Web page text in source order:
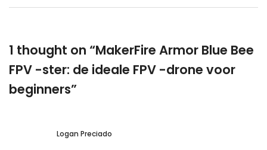
1 thought on “MakerFire Armor Blue Bee
FPV -ster: de ideale FPV -drone voor
beginners”
Logan Preciado